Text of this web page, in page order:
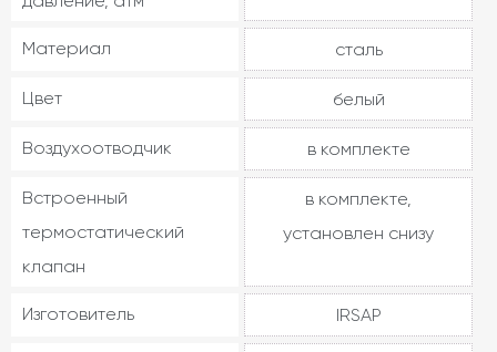
Материал сталь
Цвет белый
Воздухоотводчик в комплекте
Встроенный
термостатический
клапан
в комплекте,
установлен снизу
Изготовитель IRSAP